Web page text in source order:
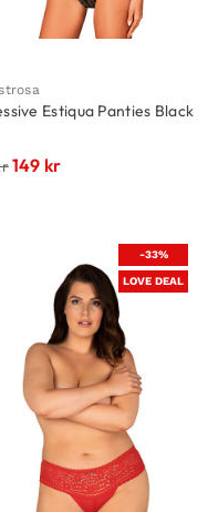
Estiqua Panties Black
149 kr
-33%
LOVE DEAL